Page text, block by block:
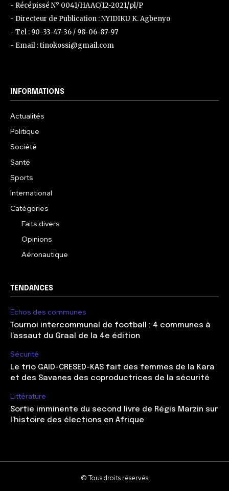
- Récépissé N° 0041/HAAC/12-2021/pl/P
- Directeur de Publication : NYIDIKU K. Agbenyo
- Tel : 90-33-47-36 / 98-06-87-97
- Email : tinokossi@gmail.com
INFORMATIONS
Actualités
Politique
Société
Santé
Sports
International
Catégories
Faits divers
Opinions
Aéronautique
TENDANCES
Echos des communes
Tournoi intercommunal de football : 4 communes à
l’assaut du Graal de la 4e édition
Sécurité
Le trio GAID-CRESED-KAS fait des femmes de la Kara
et des Savanes des coproductrices de la sécurité
Littérature
Sortie imminente du second livre de Régis Marzin sur
l’histoire des élections en Afrique
© Tous droits réservés